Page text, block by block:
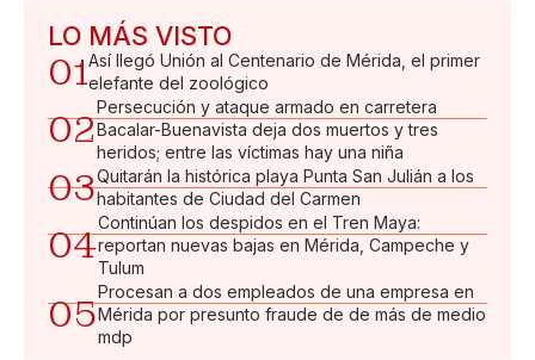
LO MÁS VISTO
01Así llegó Unión al Centenario de Mérida, el primer
elefante del zoológico
02
Persecución y ataque armado en carretera
Bacalar-Buenavista deja dos muertos y tres
heridos; entre las víctimas hay una niña
03Quitarán la histórica playa Punta San Julián a los
habitantes de Ciudad del Carmen
04
Continúan los despidos en el Tren Maya:
reportan nuevas bajas en Mérida, Campeche y
Tulum
05
Procesan a dos empleados de una empresa en
Mérida por presunto fraude de de más de medio
mdp